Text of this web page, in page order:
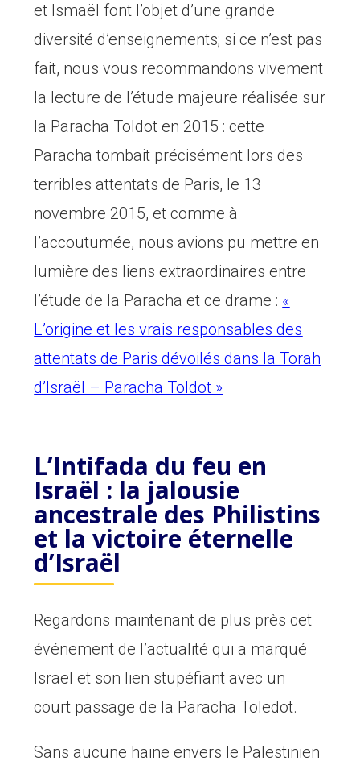
et Ismaël font l’objet d’une grande
diversité d’enseignements; si ce n’est pas
fait, nous vous recommandons vivement
la lecture de l’étude majeure réalisée sur
la Paracha Toldot en 2015 : cette
Paracha tombait précisément lors des
terribles attentats de Paris, le 13
novembre 2015, et comme à
l’accoutumée, nous avions pu mettre en
lumière des liens extraordinaires entre
l’étude de la Paracha et ce drame : «
L’origine et les vrais responsables des
attentats de Paris dévoilés dans la Torah
d’Israël – Paracha Toldot »
L’Intifada du feu en
Israël : la jalousie
ancestrale des Philistins
et la victoire éternelle
d’Israël
Regardons maintenant de plus près cet
événement de l’actualité qui a marqué
Israël et son lien stupéfiant avec un
court passage de la Paracha Toledot.
Sans aucune haine envers le Palestinien